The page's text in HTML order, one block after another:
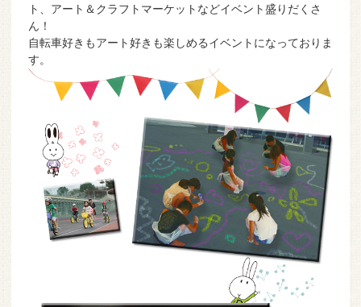
ト、アート＆クラフトマーケットなどイベント盛りだくさ
ん！
自転車好きもアート好きも楽しめるイベントになっておりま
す。